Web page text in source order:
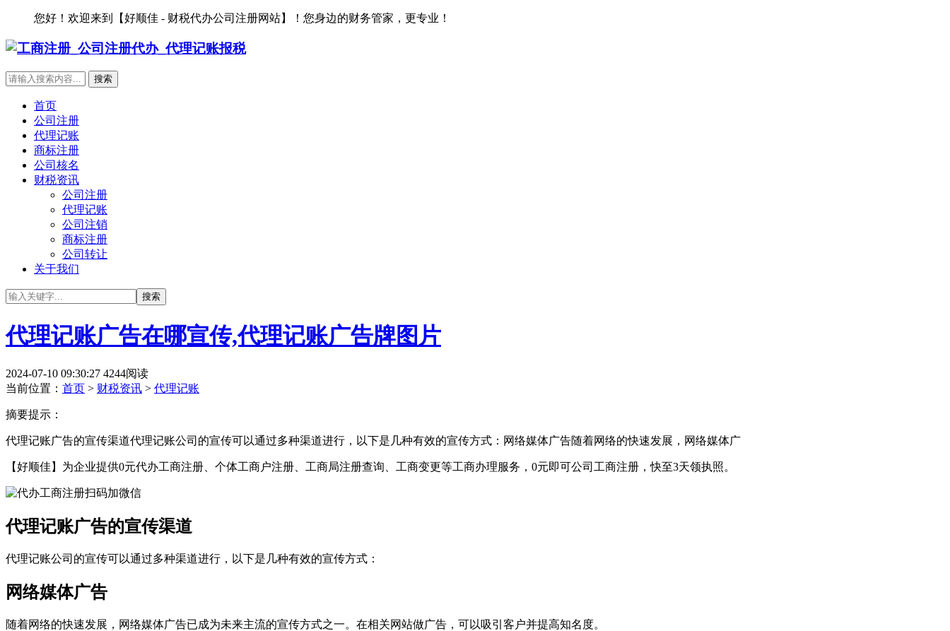
您好！欢迎来到【好顺佳 - 财税代办公司注册网站】！您身边的财务管家，更专业！
首页
公司注册
代理记账
商标注册
公司核名
财税资讯
公司注册
代理记账
公司注销
商标注册
公司转让
关于我们
代理记账广告在哪宣传,代理记账广告牌图片
2024-07-10 09:30:27 4244阅读
当前位置： 首页 > 财税资讯 > 代理记账
摘要提示：
代理记账广告的宣传渠道代理记账公司的宣传可以通过多种渠道进行，以下是几种有效的宣传方式：网络媒体广告随着网络的快速发展，网络媒体广
【好顺佳】为企业提供0元代办工商注册、个体工商户注册、工商局注册查询、工商变更等工商办理服务，0元即可公司工商注册，快至3天领执照。
代理记账广告的宣传渠道
代理记账公司的宣传可以通过多种渠道进行，以下是几种有效的宣传方式：
网络媒体广告
随着网络的快速发展，网络媒体广告已成为未来主流的宣传方式之一。在相关网站做广告，可以吸引客户并提高知名度。